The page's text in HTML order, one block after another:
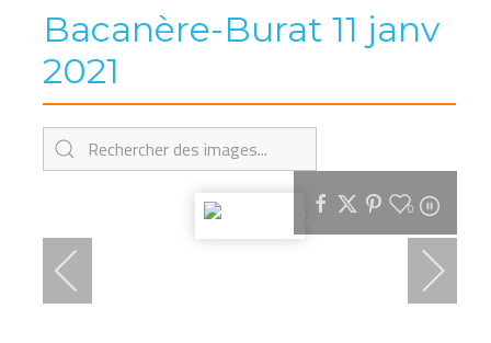
Bacanère-Burat 11 janv
2021
0